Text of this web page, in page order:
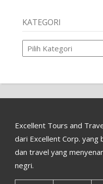
KATEGORI
Kategori
Excellent Tours and
dari Excellent Corp.
dan travel yang
negri.